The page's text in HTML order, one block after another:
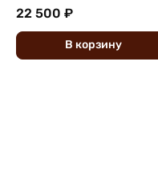
22 500 ₽
В корзину